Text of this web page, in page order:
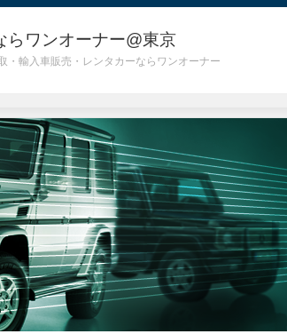
らワンオーナー@東京
輸入車販売・レンタカーならワンオーナー